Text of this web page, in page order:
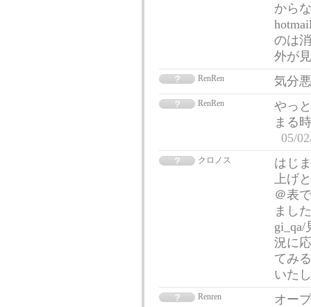
から
のは
外が
RenRen 気分
RenRen
やっ
まる
05/
クロノス
はじ
上げ
＠表
まし
況に
てみ
いた
Renren
オー